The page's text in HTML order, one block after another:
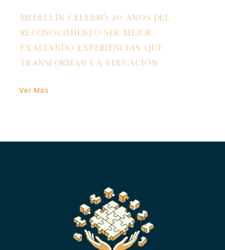
Medellín celebró 20 años del
Reconocimiento Ser Mejor,
exaltando experiencias que
transforman la educación
Ver Más